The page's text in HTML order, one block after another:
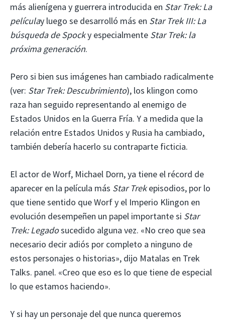
más alienígena y guerrera introducida en Star Trek: La
películay luego se desarrolló más en Star Trek III: La
búsqueda de Spocky especialmente Star Trek: la
próxima generación.
Pero si bien sus imágenes han cambiado radicalmente
(ver: Star Trek: Descubrimiento), los klingon como
raza han seguido representando al enemigo de
Estados Unidos en la Guerra Fría. Y a medida que la
relación entre Estados Unidos y Rusia ha cambiado,
también debería hacerlo su contraparte ficticia.
El actor de Worf, Michael Dorn, ya tiene el récord de
aparecer en la película más Star Trekepisodios, por lo
que tiene sentido que Worf y el Imperio Klingon en
evolución desempeñen un papel importante si Star
Trek: Legadosucedido alguna vez. «No creo que sea
necesario decir adiós por completo a ninguno de
estos personajes o historias», dijo Matalas en Trek
Talks. panel. «Creo que eso es lo que tiene de especial
lo que estamos haciendo».
Y si hay un personaje del que nunca queremos